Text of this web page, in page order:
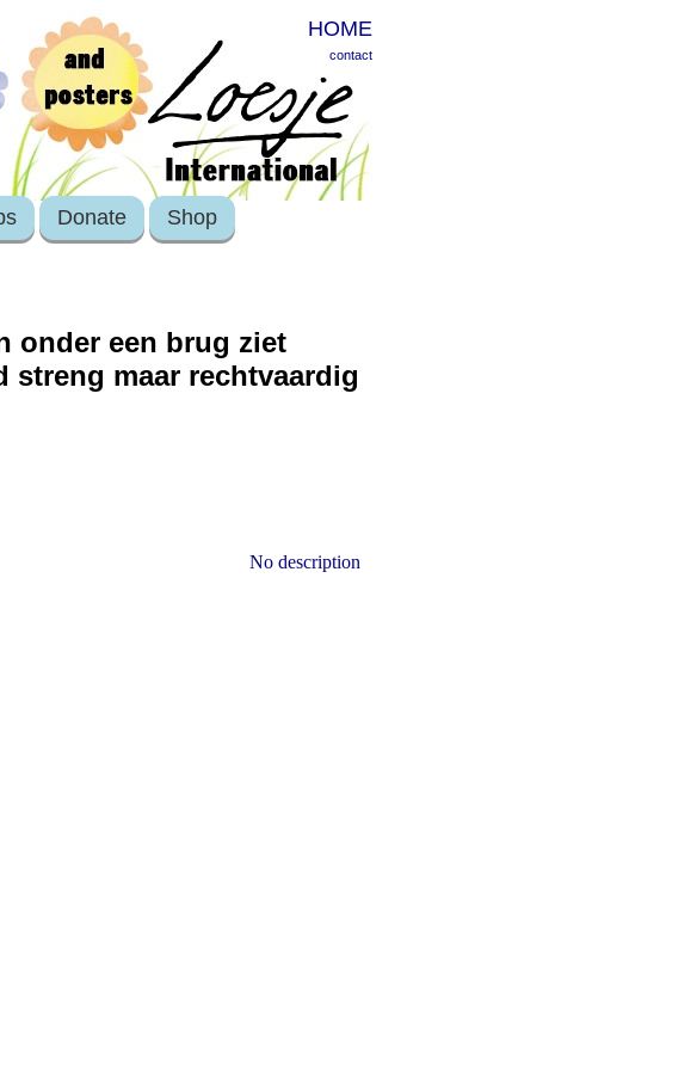
HOME
contact
Donate Shop
onder een brug ziet
streng maar rechtvaardig
No description